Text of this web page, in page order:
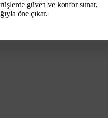
güven ve konfor sunar,
öne çıkar.